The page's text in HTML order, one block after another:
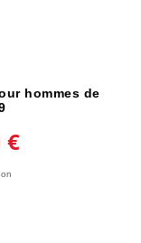
hommes de
€